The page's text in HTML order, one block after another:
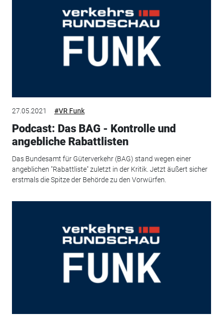
27.05.2021 #VR Funk
Podcast: Das BAG - Kontrolle und
angebliche Rabattlisten
Das Bundesamt für Güterverkehr (BAG) stand wegen einer
angeblichen "Rabattliste" zuletzt in der Kritik. Jetzt äußert sicher
erstmals die Spitze der Behörde zu den Vorwürfen.